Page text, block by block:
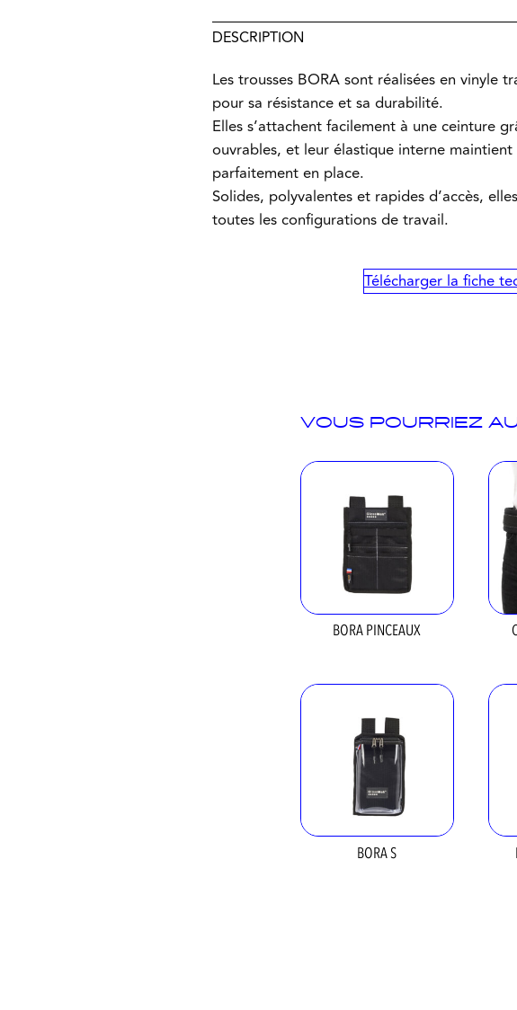
DESCRIPTION
Les trousses BORA sont réalisées en vinyle
pour sa résistance et sa durabilité.
Elles s’attachent facilement à une ceinture
ouvrables, et leur élastique interne maintient
parfaitement en place.
Solides, polyvalentes et rapides d’accès,
toutes les configurations de travail.
Télécharger la fiche
VOUS POURRIEZ
BORA PINCEAUX
BORA S